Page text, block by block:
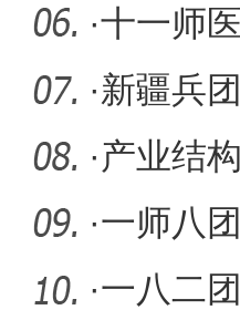
·十一师
党--关
·新疆兵
热项目举
·产业结
·一师八
·一八二